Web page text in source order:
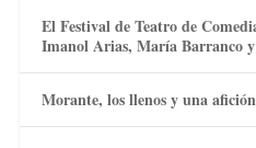
El Festival de Teatro de
Imanol Arias, María Barranco
Morante, los llenos y una